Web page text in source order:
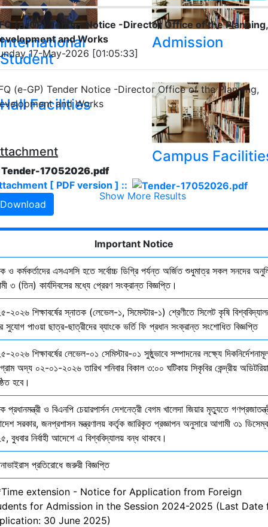
International
Student
Admission
Hall Facilities
Campus
Show More Results
(e-GP) Tender Notice -Director Office of the Planning,
and Works
17-May-2026 [01:05:33]
(e-GP) Tender Notice -Director Office of the Planning,
and Works
Tender-17052026.pdf
[ PDF version ] ::
Download
Important Notice
ও কর্মকর্তাদের এসএসসি হতে সর্বোচ্চ ডিগ্রি পর্যন্ত অর্জিত শুধুমাত্র সকল সনদের
৩ (তিন) কার্যদিবসের মধ্যে প্রেরণ সংক্রান্ত বিজ্ঞপ্তি।
২০২৬ শিক্ষাবর্ষের স্নাতক (লেভেল-১, সিমেস্টার-১) শ্রেণীতে সিলেট কৃষি
সুযোগ পাওয়া ছাত্র-ছাত্রীদের ব্যাংকে ভর্তি ফি প্রধান সংক্রান্ত সংশোধিত বিজ্ঞপ্তি
২০২৬ শিক্ষাবর্ষের লেভেল-০১ সেমিস্টার-০১ সুষ্ঠুভাবে সম্পাদনের লক্ষ্যে
অদ্য ০২-০১-২০২৬ তারিখ শনিবার বিকাল ৩:০০ ঘটিকায় সিকৃবির কেন্দ্রীয়
হবে।
প্রধানমন্ত্রী ও বিএনপি চেয়ারপার্সন দেশনেত্রী বেগম খালেদা জিয়ার মৃত্যুতে
সরকার, জনপ্রশাসন মন্ত্রণালয় কর্তৃক জারিকৃত প্রজ্ঞাপন অনুসারে আগামী ৩১
বুধবার নির্বাহী আদেশে এ বিশ্ববিদ্যালয় বন্ধ থাকবে।
প্রতিরোধে জরুরী বিজ্ঞপ্তি
extension - Notice for Application from Foreign
for Admission in the Session 2024-2025 (Last Date
30 June 2025)